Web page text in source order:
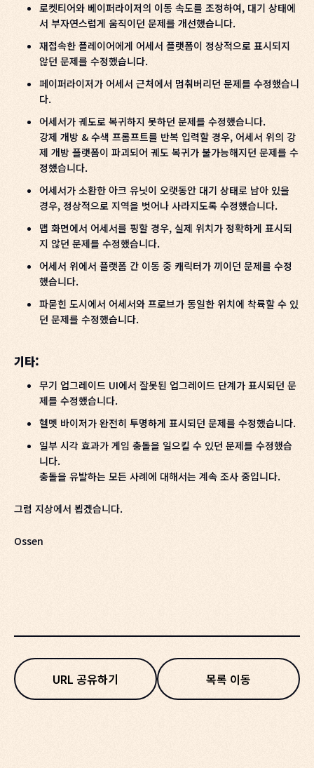
로켓티어와 베이퍼라이저의 이동 속도를 조정하여, 대기 상태에
서 부자연스럽게 움직이던 문제를 개선했습니다.
재접속한 플레이어에게 어세서 플랫폼이 정상적으로 표시되지
않던 문제를 수정했습니다.
페이퍼라이저가 어세서 근처에서 멈춰버리던 문제를 수정했습니
다.
어세서가 궤도로 복귀하지 못하던 문제를 수정했습니다.
강제 개방 & 수색 프롬프트를 반복 입력할 경우, 어세서 위의 강
제 개방 플랫폼이 파괴되어 궤도 복귀가 불가능해지던 문제를 수
정했습니다.
어세서가 소환한 아크 유닛이 오랫동안 대기 상태로 남아 있을
경우, 정상적으로 지역을 벗어나 사라지도록 수정했습니다.
맵 화면에서 어세서를 핑할 경우, 실제 위치가 정확하게 표시되
지 않던 문제를 수정했습니다.
어세서 위에서 플랫폼 간 이동 중 캐릭터가 끼이던 문제를 수정
했습니다.
파묻힌 도시에서 어세서와 프로브가 동일한 위치에 착륙할 수 있
던 문제를 수정했습니다.
기타:
무기 업그레이드 UI에서 잘못된 업그레이드 단계가 표시되던 문
제를 수정했습니다.
헬멧 바이저가 완전히 투명하게 표시되던 문제를 수정했습니다.
일부 시각 효과가 게임 충돌을 일으킬 수 있던 문제를 수정했습
니다.
충돌을 유발하는 모든 사례에 대해서는 계속 조사 중입니다.
그럼 지상에서 뵙겠습니다.
Ossen
URL 공유하기 목록 이동